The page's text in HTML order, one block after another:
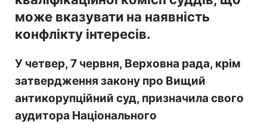
може вказувати на наявність
конфлікту інтересів.
У четвер, 7 червня, Верховна рада, крім
затвердження закону про Вищий
антикорупційний суд, призначила свого
аудитора Національного